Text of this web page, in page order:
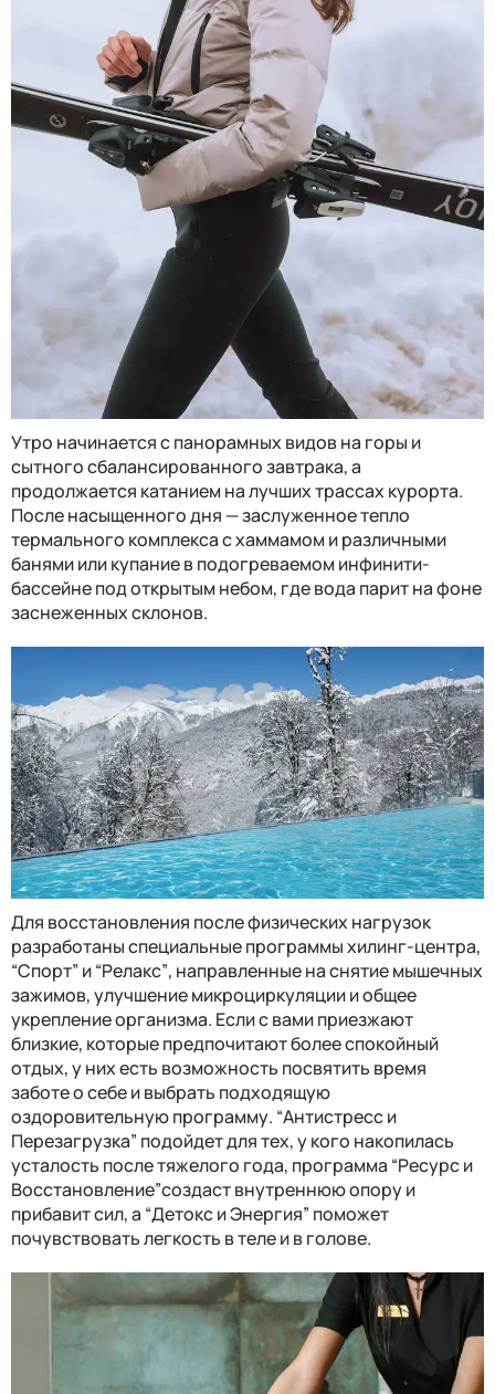
Утро начинается с панорамных видов на горы и
сытного сбалансированного завтрака, а
продолжается катанием на лучших трассах курорта.
После насыщенного дня — заслуженное тепло
термального комплекса с хаммамом иразличными
банями или купание в подогреваемом инфинити-
бассейне под открытым небом, где вода парит на фоне
заснеженных склонов.
Для восстановления после физических нагрузок
разработаны специальные программы хилинг-центра,
“Спорт” и“Релакс”, направленные на снятие мышечных
зажимов, улучшение микроциркуляции и общее
укрепление организма. Если с вами приезжают
близкие, которые предпочитают более спокойный
отдых, у них есть возможность посвятить время
заботе о себе и выбрать подходящую
оздоровительную программу. “Антистресс и
Перезагрузка” подойдет для тех, у кого накопилась
усталость после тяжелого года, программа “Ресурс и
Восстановление”создаст внутреннюю опору и
прибавит сил, а “Детокс и Энергия” поможет
почувствовать легкость в теле и в голове.